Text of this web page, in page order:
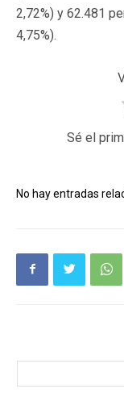
2,72%) y 62.481
4,75%).
Sé el
No hay entradas